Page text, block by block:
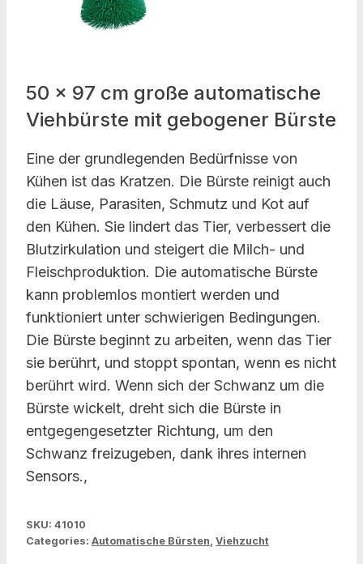
50 x 97 cm große automatische
Viehbürste mit gebogener Bürste
Eine der grundlegenden Bedürfnisse von
Kühen ist das Kratzen. Die Bürste reinigt auch
die Läuse, Parasiten, Schmutz und Kot auf
den Kühen. Sie lindert das Tier, verbessert die
Blutzirkulation und steigert die Milch- und
Fleischproduktion. Die automatische Bürste
kann problemlos montiert werden und
funktioniert unter schwierigen Bedingungen.
Die Bürste beginnt zu arbeiten, wenn das Tier
sie berührt, und stoppt spontan, wenn es nicht
berührt wird. Wenn sich der Schwanz um die
Bürste wickelt, dreht sich die Bürste in
entgegengesetzter Richtung, um den
Schwanz freizugeben, dank ihres internen
Sensors.,
SKU: 41010
Categories: Automatische Bürsten, Viehzucht